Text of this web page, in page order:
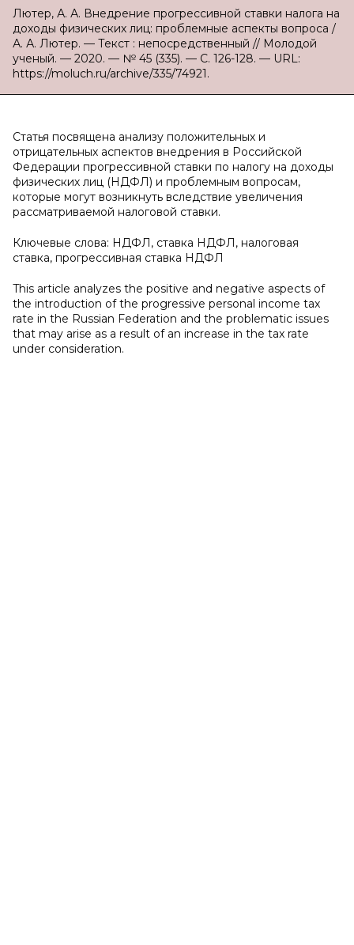
Лютер, А. А. Внедрение прогрессивной ставки налога на
доходы физических лиц: проблемные аспекты вопроса /
А. А. Лютер. — Текст : непосредственный // Молодой
ученый. — 2020. — № 45 (335). — С. 126-128. — URL:
https://moluch.ru/archive/335/74921.
Статья посвящена анализу положительных и
отрицательных аспектов внедрения в Российской
Федерации прогрессивной ставки по налогу на доходы
физических лиц (НДФЛ) и проблемным вопросам,
которые могут возникнуть вследствие увеличения
рассматриваемой налоговой ставки.
Ключевые слова: НДФЛ, ставка НДФЛ, налоговая
ставка, прогрессивная ставка НДФЛ
This article analyzes the positive and negative aspects of
the introduction of the progressive personal income tax
rate in the Russian Federation and the problematic issues
that may arise as a result of an increase in the tax rate
under consideration.